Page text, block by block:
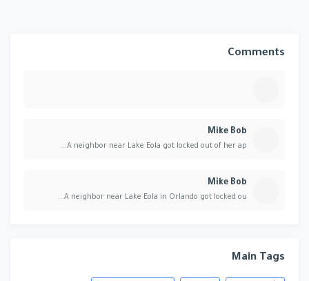
Comments
Mike Bob
A neighbor near Lake Eola got locked out of her ap...
Mike Bob
A neighbor near Lake Eola in Orlando got locked ou...
Main Tags